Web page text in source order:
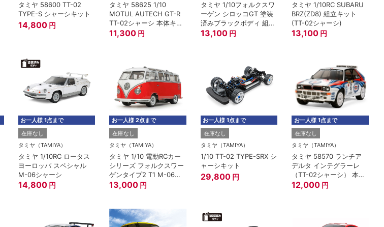
タミヤ 58600 TT-02
TYPE-S シャーシキット
14,800 円
タミヤ 58625 1/10
MOTUL AUTECH GT-R
TT-02シャーシ 本体キッ
ト
11,300 円
タミヤ 1/10フォルクスワ
ーゲン シロッコGT 塗装
済みブラックボディ 組立
キット
13,100 円
タミヤ 1/10RC SUBARU
BRZ(ZD8) 組立キット
(TT-02シャーシ)
13,100 円
お一人様 1点まで
在庫なし
タミヤ（TAMIYA）
タミヤ 1/10RC ロータス
ヨーロッパ スペシャル
M-06シャーシ
14,800 円
お一人様 2点まで
在庫なし
タミヤ（TAMIYA）
タミヤ 1/10 電動RCカー
シリーズ フォルクスワー
ゲンタイプ2 T1 M-06シ
ャーシ 組立キット
13,000 円
お一人様 1点まで
在庫なし
タミヤ（TAMIYA）
1/10 TT-02 TYPE-SRX シ
ャーシキット
29,800 円
お一人様 1点まで
在庫なし
タミヤ（TAMIYA）
タミヤ 58570 ランチア
デルタ インテグラーレ
（TT-02シャーシ） 本体
キット
12,000 円